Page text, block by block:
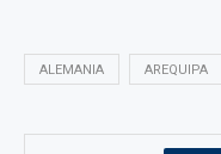
ALEMANIA AREQUIPA